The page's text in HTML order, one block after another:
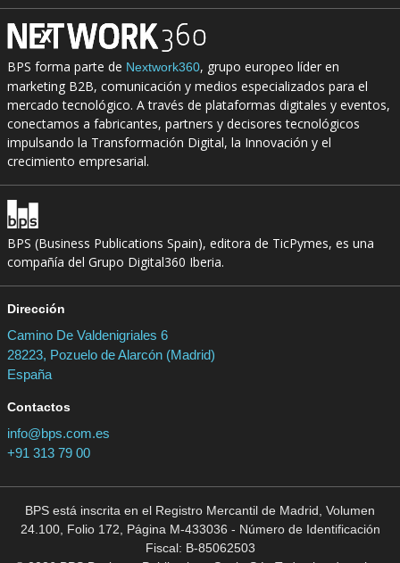
BPS forma parte de Nextwork360, grupo europeo líder en
marketing B2B, comunicación y medios especializados para el
mercado tecnológico. A través de plataformas digitales y eventos,
conectamos a fabricantes, partners y decisores tecnológicos
impulsando la Transformación Digital, la Innovación y el
crecimiento empresarial.
BPS (Business Publications Spain), editora de TicPymes, es una
compañía del Grupo Digital360 Iberia.
Dirección
Camino De Valdenigriales 6
28223, Pozuelo de Alarcón (Madrid)
España
Contactos
info@bps.com.es
+91 313 79 00
BPS está inscrita en el Registro Mercantil de Madrid, Volumen
24.100, Folio 172, Página M-433036 - Número de Identificación
Fiscal: B-85062503